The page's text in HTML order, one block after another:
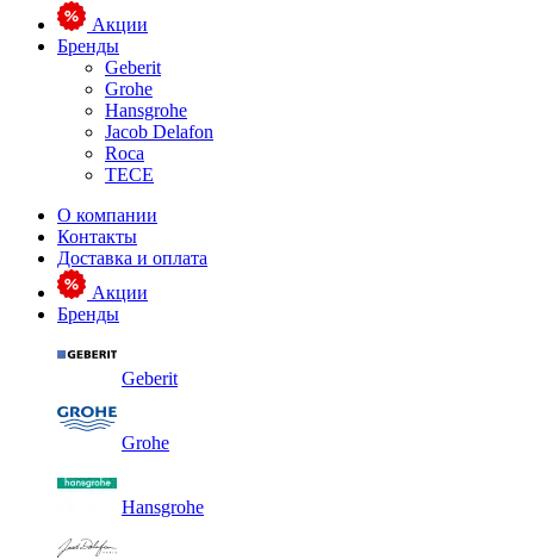
Акции
Бренды
Geberit
Grohe
Hansgrohe
Jacob Delafon
Roca
TECE
О компании
Контакты
Доставка и оплата
Акции
Бренды
Geberit
Grohe
Hansgrohe